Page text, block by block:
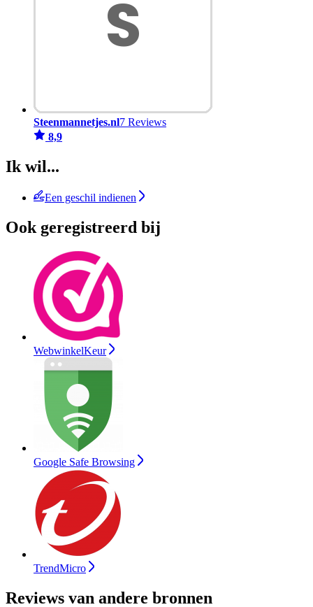
Steenmannetjes.nl7 Reviews
8,9
Ik wil...
Een geschil indienen
Ook geregistreerd bij
WebwinkelKeur
Google Safe Browsing
TrendMicro
Reviews van andere bronnen